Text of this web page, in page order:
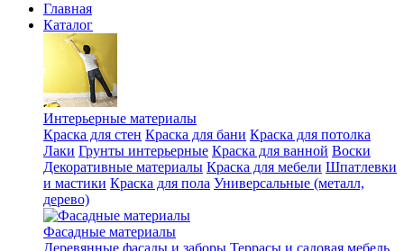
Главная
Каталог
Интерьерные материалы
Краска для стен Краска для бани Краска для потолка
Лаки Грунты интерьерные Краска для ванной Воски
Декоративные материалы Краска для мебели Шпатлевки
и мастики Краска для пола Универсальные (металл,
дерево)
Фасадные материалы
Деревянные фасады и заборы Террасы и садовая мебель